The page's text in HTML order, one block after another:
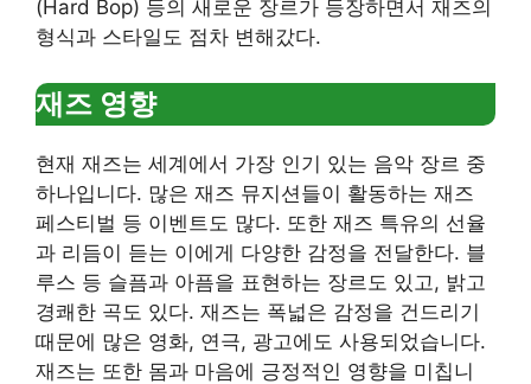
(Hard Bop) 등의 새로운 장르가 등장하면서 재즈의
형식과 스타일도 점차 변해갔다.
재즈 영향
현재 재즈는 세계에서 가장 인기 있는 음악 장르 중
하나입니다. 많은 재즈 뮤지션들이 활동하는 재즈
페스티벌 등 이벤트도 많다. 또한 재즈 특유의 선율
과 리듬이 듣는 이에게 다양한 감정을 전달한다. 블
루스 등 슬픔과 아픔을 표현하는 장르도 있고, 밝고
경쾌한 곡도 있다. 재즈는 폭넓은 감정을 건드리기
때문에 많은 영화, 연극, 광고에도 사용되었습니다.
재즈는 또한 몸과 마음에 긍정적인 영향을 미칩니